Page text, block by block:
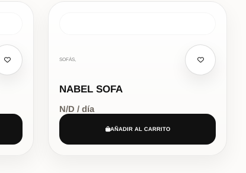
SOFÁS,
NABEL SOFA
N/D / día
AÑADIR AL CARRITO